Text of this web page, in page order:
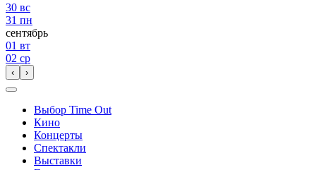
30 вс
31 пн
сентябрь
01 вт
02 ср
‹ ›
Выбор Time Out
Кино
Концерты
Спектакли
Выставки